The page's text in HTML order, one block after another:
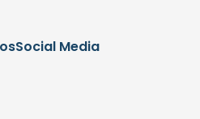
Social Media